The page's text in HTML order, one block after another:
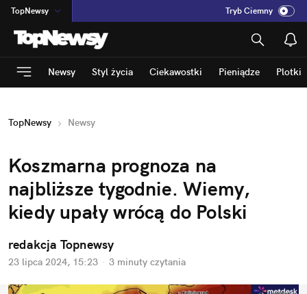
TopNewsy
na:Temat
INN:Poland
ASZ:dziennik
dad:HERO
Tryb Ciemny
Newsy Styl życia Ciekawostki Pieniądze Plotki
TopNewsy Newsy
Koszmarna prognoza na
najbliższe tygodnie. Wiemy,
kiedy upały wrócą do Polski
redakcja Topnewsy
23 lipca 2024, 15:23 · 3 minuty czytania